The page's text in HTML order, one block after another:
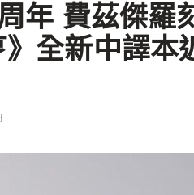
年 費茲傑羅
全新中譯本